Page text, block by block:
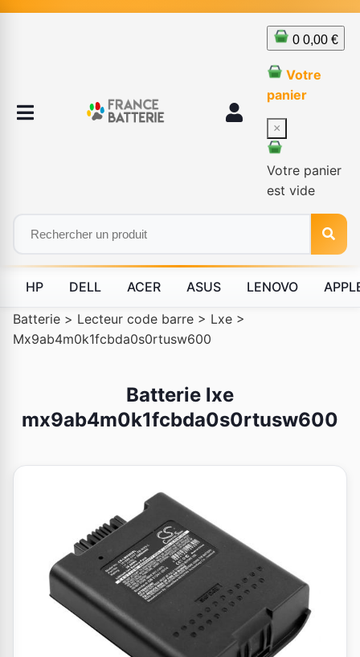
0 0,00 €
Votre
panier
×
Votre panier
est vide
HP DELL ACER ASUS LENOVO
Batterie > Lecteur code barre > Lxe >
Mx9ab4m0k1fcbda0s0rtusw600
Batterie lxe
mx9ab4m0k1fcbda0s0rtusw600